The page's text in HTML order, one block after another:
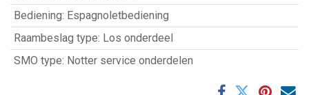
Bediening: Espagnoletbediening
Raambeslag type: Los onderdeel
SMO type: Notter service onderdelen